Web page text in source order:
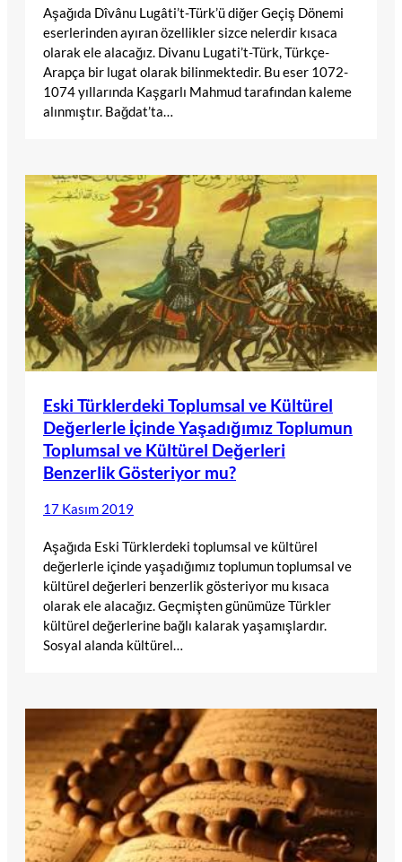
Aşağıda Dîvânu Lugâti’t-Türk’ü diğer Geçiş Dönemi
eserlerinden ayıran özellikler sizce nelerdir kısaca
olarak ele alacağız. Divanu Lugati’t-Türk, Türkçe-
Arapça bir lugat olarak bilinmektedir. Bu eser 1072-
1074 yıllarında Kaşgarlı Mahmud tarafından kaleme
alınmıştır. Bağdat’ta…
Eski Türklerdeki Toplumsal ve Kültürel
Değerlerle İçinde Yaşadığımız Toplumun
Toplumsal ve Kültürel Değerleri
Benzerlik Gösteriyor mu?
17 Kasım 2019
Aşağıda Eski Türklerdeki toplumsal ve kültürel
değerlerle içinde yaşadığımız toplumun toplumsal ve
kültürel değerleri benzerlik gösteriyor mu kısaca
olarak ele alacağız. Geçmişten günümüze Türkler
kültürel değerlerine bağlı kalarak yaşamışlardır.
Sosyal alanda kültürel…